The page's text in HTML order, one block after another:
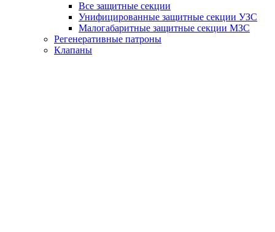
Все защитные секции
Унифицированные защитные секции УЗС
Малогабаритные защитные секции МЗС
Регенеративные патроны
Клапаны